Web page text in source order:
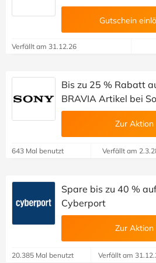
Gutschein
Verfällt am 31.12.26
Bis zu 25 % Rabatt
BRAVIA Artikel bei
Zur Aktion
643 Mal benutzt Verfällt am
Spare bis zu 40 %
Cyberport
Zur Aktion
20.385 Mal benutzt Verfällt am